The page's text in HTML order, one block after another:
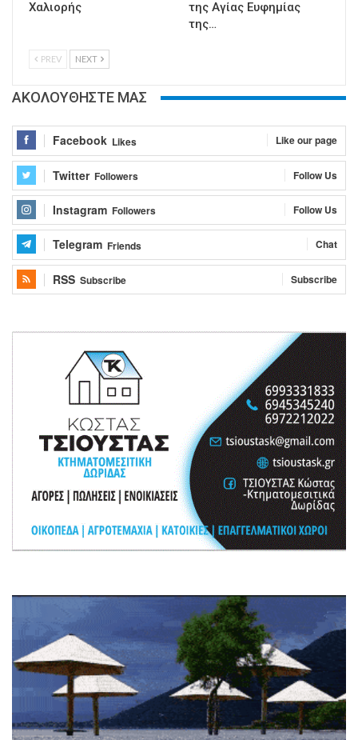
Χαλιορής
της Αγίας Ευφημίας
της…
PREV NEXT
ΑΚΟΛΟΥΘΗΣΤΕ ΜΑΣ
Facebook Likes Like our page
Twitter Followers Follow Us
Instagram Followers Follow Us
Telegram Friends Chat
RSS Subscribe Subscribe